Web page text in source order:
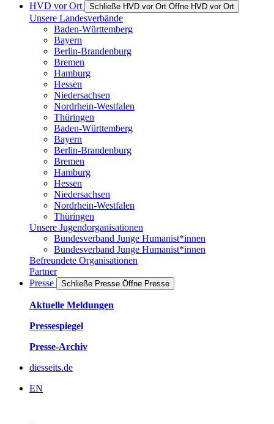
HVD vor Ort
Schließe HVD vor Ort Öffne HVD vor Ort
Unsere Landesverbände
Baden-Württemberg
Bayern
Berlin-Brandenburg
Bremen
Hamburg
Hessen
Niedersachsen
Nordrhein-Westfalen
Thüringen
Baden-Württemberg
Bayern
Berlin-Brandenburg
Bremen
Hamburg
Hessen
Niedersachsen
Nordrhein-Westfalen
Thüringen
Unsere Jugendorganisationen
Bundesverband Junge Humanist*innen
Bundesverband Junge Humanist*innen
Befreundete Organisationen
Partner
Presse
Schließe Presse Öffne Presse
Aktuelle Meldungen
Pressespiegel
Presse-Archiv
diesseits.de
EN